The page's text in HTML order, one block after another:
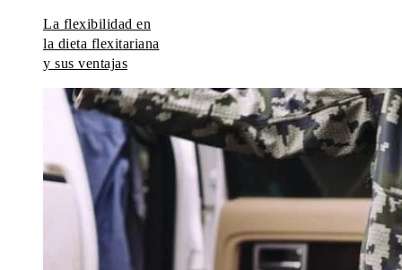
La flexibilidad en
la dieta flexitariana
y sus ventajas